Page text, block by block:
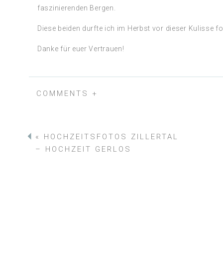
faszinierenden Bergen.
Diese beiden durfte ich im Herbst vor dieser Kulisse
Danke für euer Vertrauen!
COMMENTS +
« HOCHZEITSFOTOS ZILLERTAL
– HOCHZEIT GERLOS